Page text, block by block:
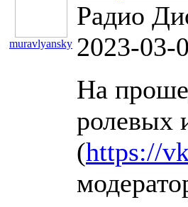
muravlyansky
Радио
2023-03-
На
ролевых
(https://